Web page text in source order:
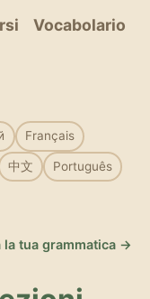
Vocabolario
Français
中文 Português
la tua grammatica →